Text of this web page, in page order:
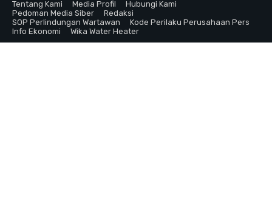
Tentang Kami
Media Profil
Hubungi Kami
Pedoman Media Siber
Redaksi
SOP Perlindungan Wartawan
Kode Perilaku Perusahaan Pers
Info Ekonomi
Wika Water Heater